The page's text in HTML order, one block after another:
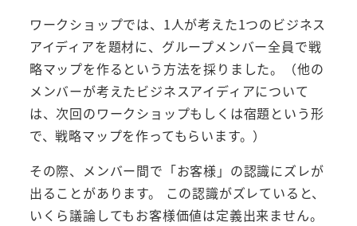
ワークショップでは、1人が考えた1つのビジネス
アイディアを題材に、グループメンバー全員で戦
略マップを作るという方法を採りました。（他の
メンバーが考えたビジネスアイディアについて
は、次回のワークショップもしくは宿題という形
で、戦略マップを作ってもらいます。）
その際、メンバー間で「お客様」の認識にズレが
出ることがあります。 この認識がズレていると、
いくら議論してもお客様価値は定義出来ません。